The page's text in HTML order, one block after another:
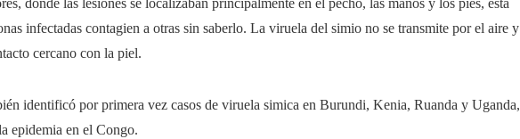
infectadas contagien a otras sin saberlo. La viruela del simio no se transmite por el aire y
cercano con la piel.
identificó por primera vez casos de viruela simica en Burundi, Kenia, Ruanda y Uganda,
epidemia en el Congo.